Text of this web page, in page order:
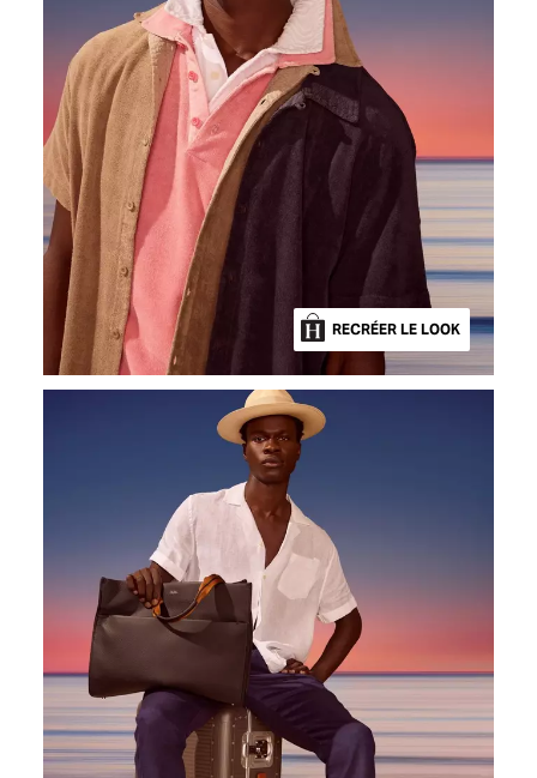
RECRÉER LE LOOK